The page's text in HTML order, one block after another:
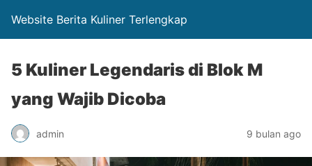
Website Berita Kuliner Terlengkap
5 Kuliner Legendaris di Blok M
yang Wajib Dicoba
admin 9 bulan ago